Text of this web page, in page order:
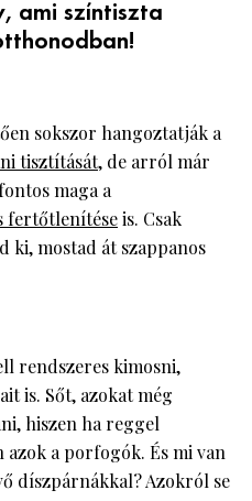
ami színtiszta
sokszor hangoztatják a
tisztítását, de arról már
maga a
fertőtlenítéseis. Csak
mostad át szappanos
rendszeres kimosni,
is. Sőt, azokat még
hiszen ha reggel
azok a porfogók. És mi van
díszpárnákkal? Azokról se